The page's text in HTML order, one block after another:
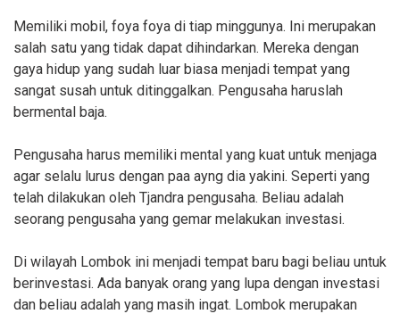
Memiliki mobil, foya foya di tiap minggunya. Ini merupakan
salah satu yang tidak dapat dihindarkan. Mereka dengan
gaya hidup yang sudah luar biasa menjadi tempat yang
sangat susah untuk ditinggalkan. Pengusaha haruslah
bermental baja.
Pengusaha harus memiliki mental yang kuat untuk menjaga
agar selalu lurus dengan paa ayng dia yakini. Seperti yang
telah dilakukan oleh Tjandra pengusaha. Beliau adalah
seorang pengusaha yang gemar melakukan investasi.
Di wilayah Lombok ini menjadi tempat baru bagi beliau untuk
berinvestasi. Ada banyak orang yang lupa dengan investasi
dan beliau adalah yang masih ingat. Lombok merupakan